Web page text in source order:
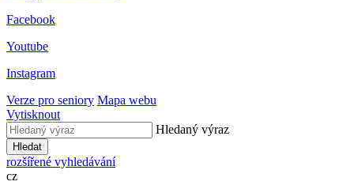
Facebook
Youtube
Instagram
Verze pro seniory Mapa webu
Vytisknout
Hledaný výraz
Hledat
rozšířené vyhledávání
cz